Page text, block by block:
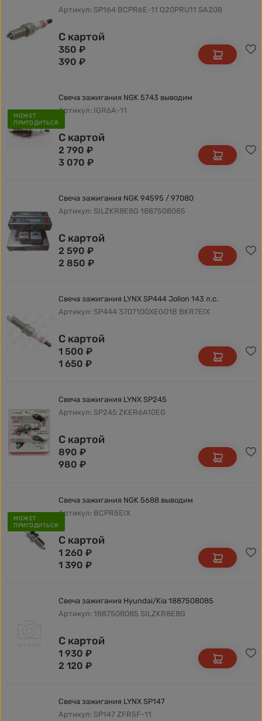
Артикул: SP164 BCPR6E-11 Q20PRU11 SA208
С картой
350 ₽
390 ₽
МОЖЕТ
ПРИГОДИТЬСЯ
Свеча зажигания NGK 5743 выводим
Артикул: IGR6A-11
С картой
2 790 ₽
3 070 ₽
Свеча зажигания NGK 94595 / 97080
Артикул: SILZKR8E8G 1887508085
С картой
2 590 ₽
2 850 ₽
Свеча зажигания LYNX SP444 Jolion 143 л.с.
Артикул: SP444 3707100XEG01B BKR7EIX
С картой
1 500 ₽
1 650 ₽
Свеча зажигания LYNX SP245
Артикул: SP245 ZKER6A10EG
С картой
890 ₽
980 ₽
МОЖЕТ
ПРИГОДИТЬСЯ
Свеча зажигания NGK 5688 выводим
Артикул: BCPR5EIX
С картой
1 260 ₽
1 390 ₽
Свеча зажигания Hyundai/Kia 1887508085
Артикул: 1887508085 SILZKR8E8G
С картой
1 930 ₽
2 120 ₽
Свеча зажигания LYNX SP147
Артикул: SP147 ZFR5F-11